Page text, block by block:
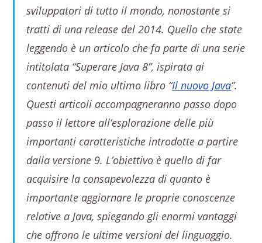
sviluppatori di tutto il mondo, nonostante si
tratti di una release del 2014. Quello che state
leggendo è un articolo che fa parte di una serie
intitolata “Superare Java 8”, ispirata ai
contenuti del mio ultimo libro “Il nuovo Java”.
Questi articoli accompagneranno passo dopo
passo il lettore all’esplorazione delle più
importanti caratteristiche introdotte a partire
dalla versione 9. L’obiettivo è quello di far
acquisire la consapevolezza di quanto è
importante aggiornare le proprie conoscenze
relative a Java, spiegando gli enormi vantaggi
che offrono le ultime versioni del linguaggio.